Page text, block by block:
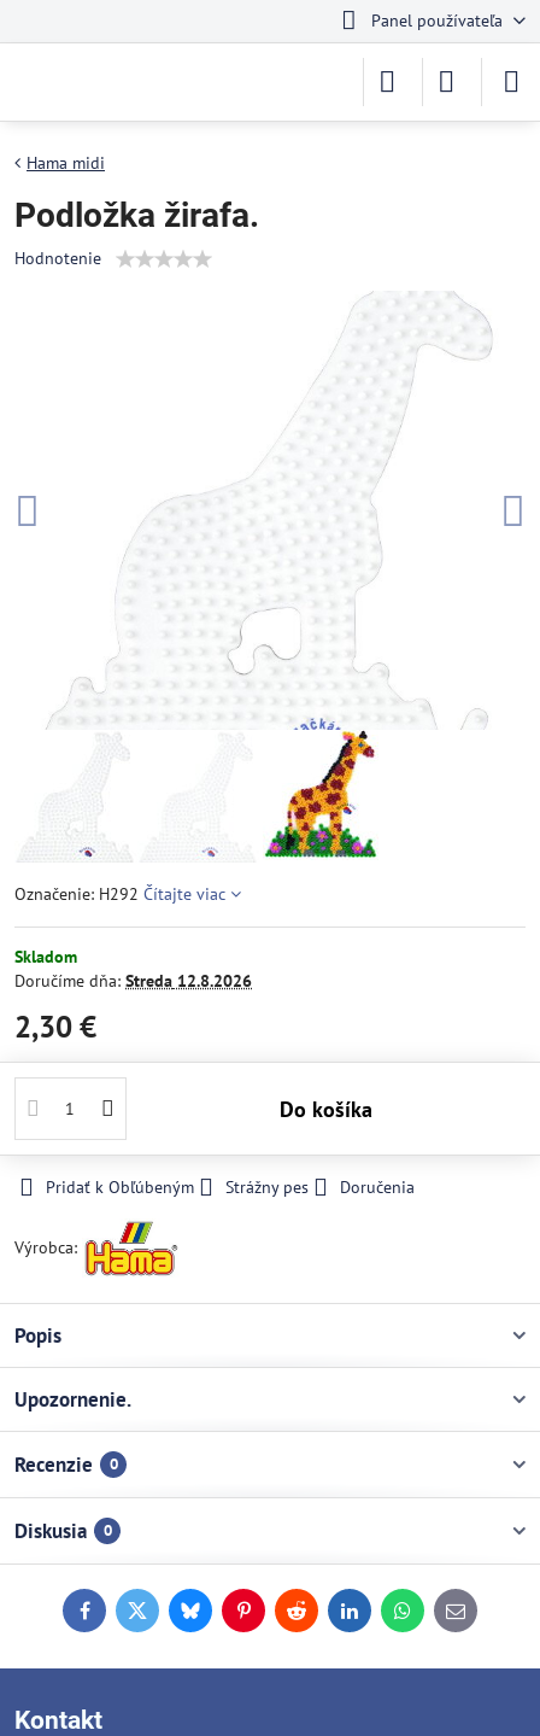
Panel používateľa
Hama midi
Podložka žirafa.
Hodnotenie
Označenie: H292 Čítajte viac
Skladom
Doručíme dňa: Streda 12.8.2026
2,30 €
Do košíka
Pridať k Obľúbeným Strážny pes Doručenia
Výrobca:
Popis
Upozornenie.
Recenzie 0
Diskusia 0
FacebookTwitterBlueskyPinterestReddit LinkedInWhatsApp
E-
mail
Kontakt